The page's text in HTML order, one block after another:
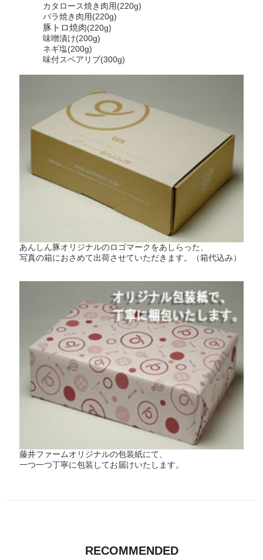
カタロース焼き肉用(220g)
バラ焼き肉用(220g)
豚トロ焼肉(220g)
味噌漬け(200g)
ネギ塩(200g)
味付スペアリブ(300g)
あんしん豚オリジナルのロゴマークをあしらった、
写真の箱におさめて出荷させていただきます。（箱代込み）
藤井ファームオリジナルの包装紙にて、
一つ一つ丁寧に包装してお届けいたします。
RECOMMENDED